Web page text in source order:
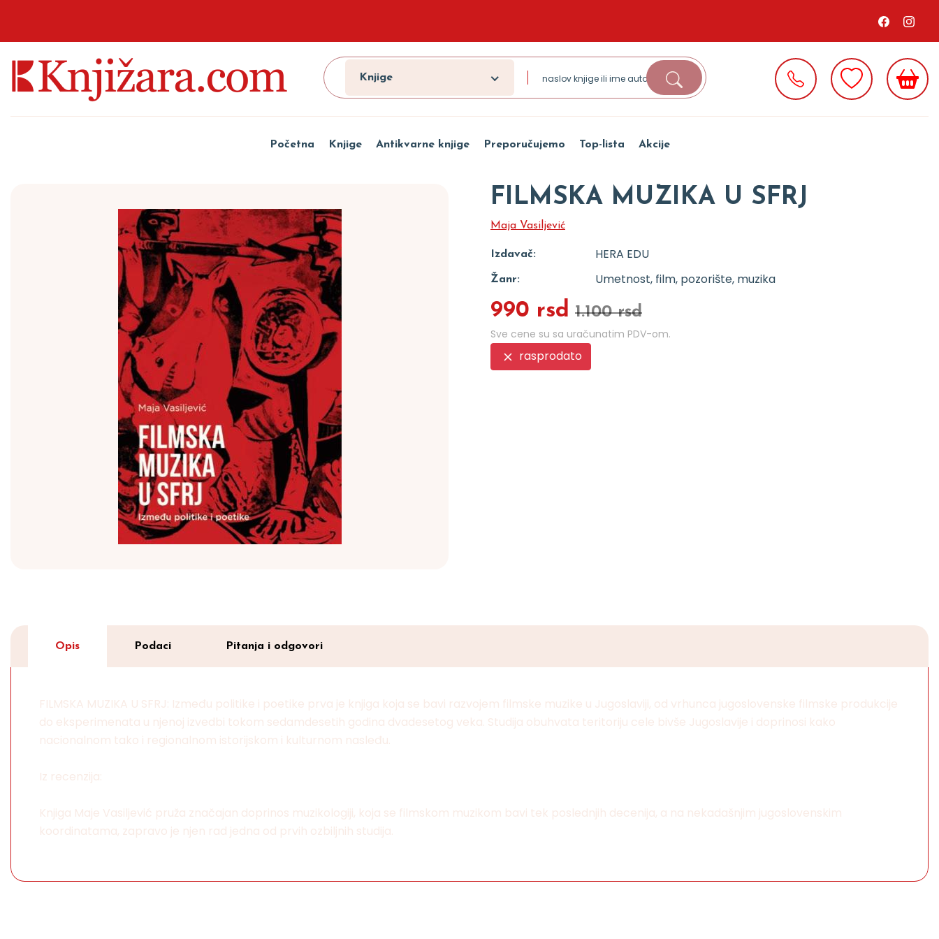
Knjige
Početna Knjige Antikvarne knjige Preporučujemo Top-lista Akcije
FILMSKA MUZIKA U SFRJ
Maja Vasiljević
Izdavač: HERA EDU
Žanr: Umetnost, film, pozorište, muzika
990 rsd 1.100 rsd
Sve cene su sa uračunatim PDV-om.
rasprodato
Opis Podaci Pitanja i odgovori
FILMSKA MUZIKA U SFRJ: Između politike i poetike prva je knjiga koja se bavi razvojem filmske muzike u Jugoslaviji, od vrhunca jugoslovenske filmske produkcije
do eksperimenata u njenoj izvedbi tokom sedamdesetih godina dvadesetog veka. Studija obuhvata teritoriju cele bivše Jugoslavije i doprinosi kako
nacionalnom tako i regionalnom istorijskom i kulturnom nasleđu.
Iz recenzija:
Knjiga Maje Vasiljević pruža značajan doprinos muzikologiji, koja se filmskom muzikom bavi tek poslednjih decenija, a na nekadašnjim jugoslovenskim
koordinatama, zapravo je njen rad jedna od prvih ozbiljnih studija.